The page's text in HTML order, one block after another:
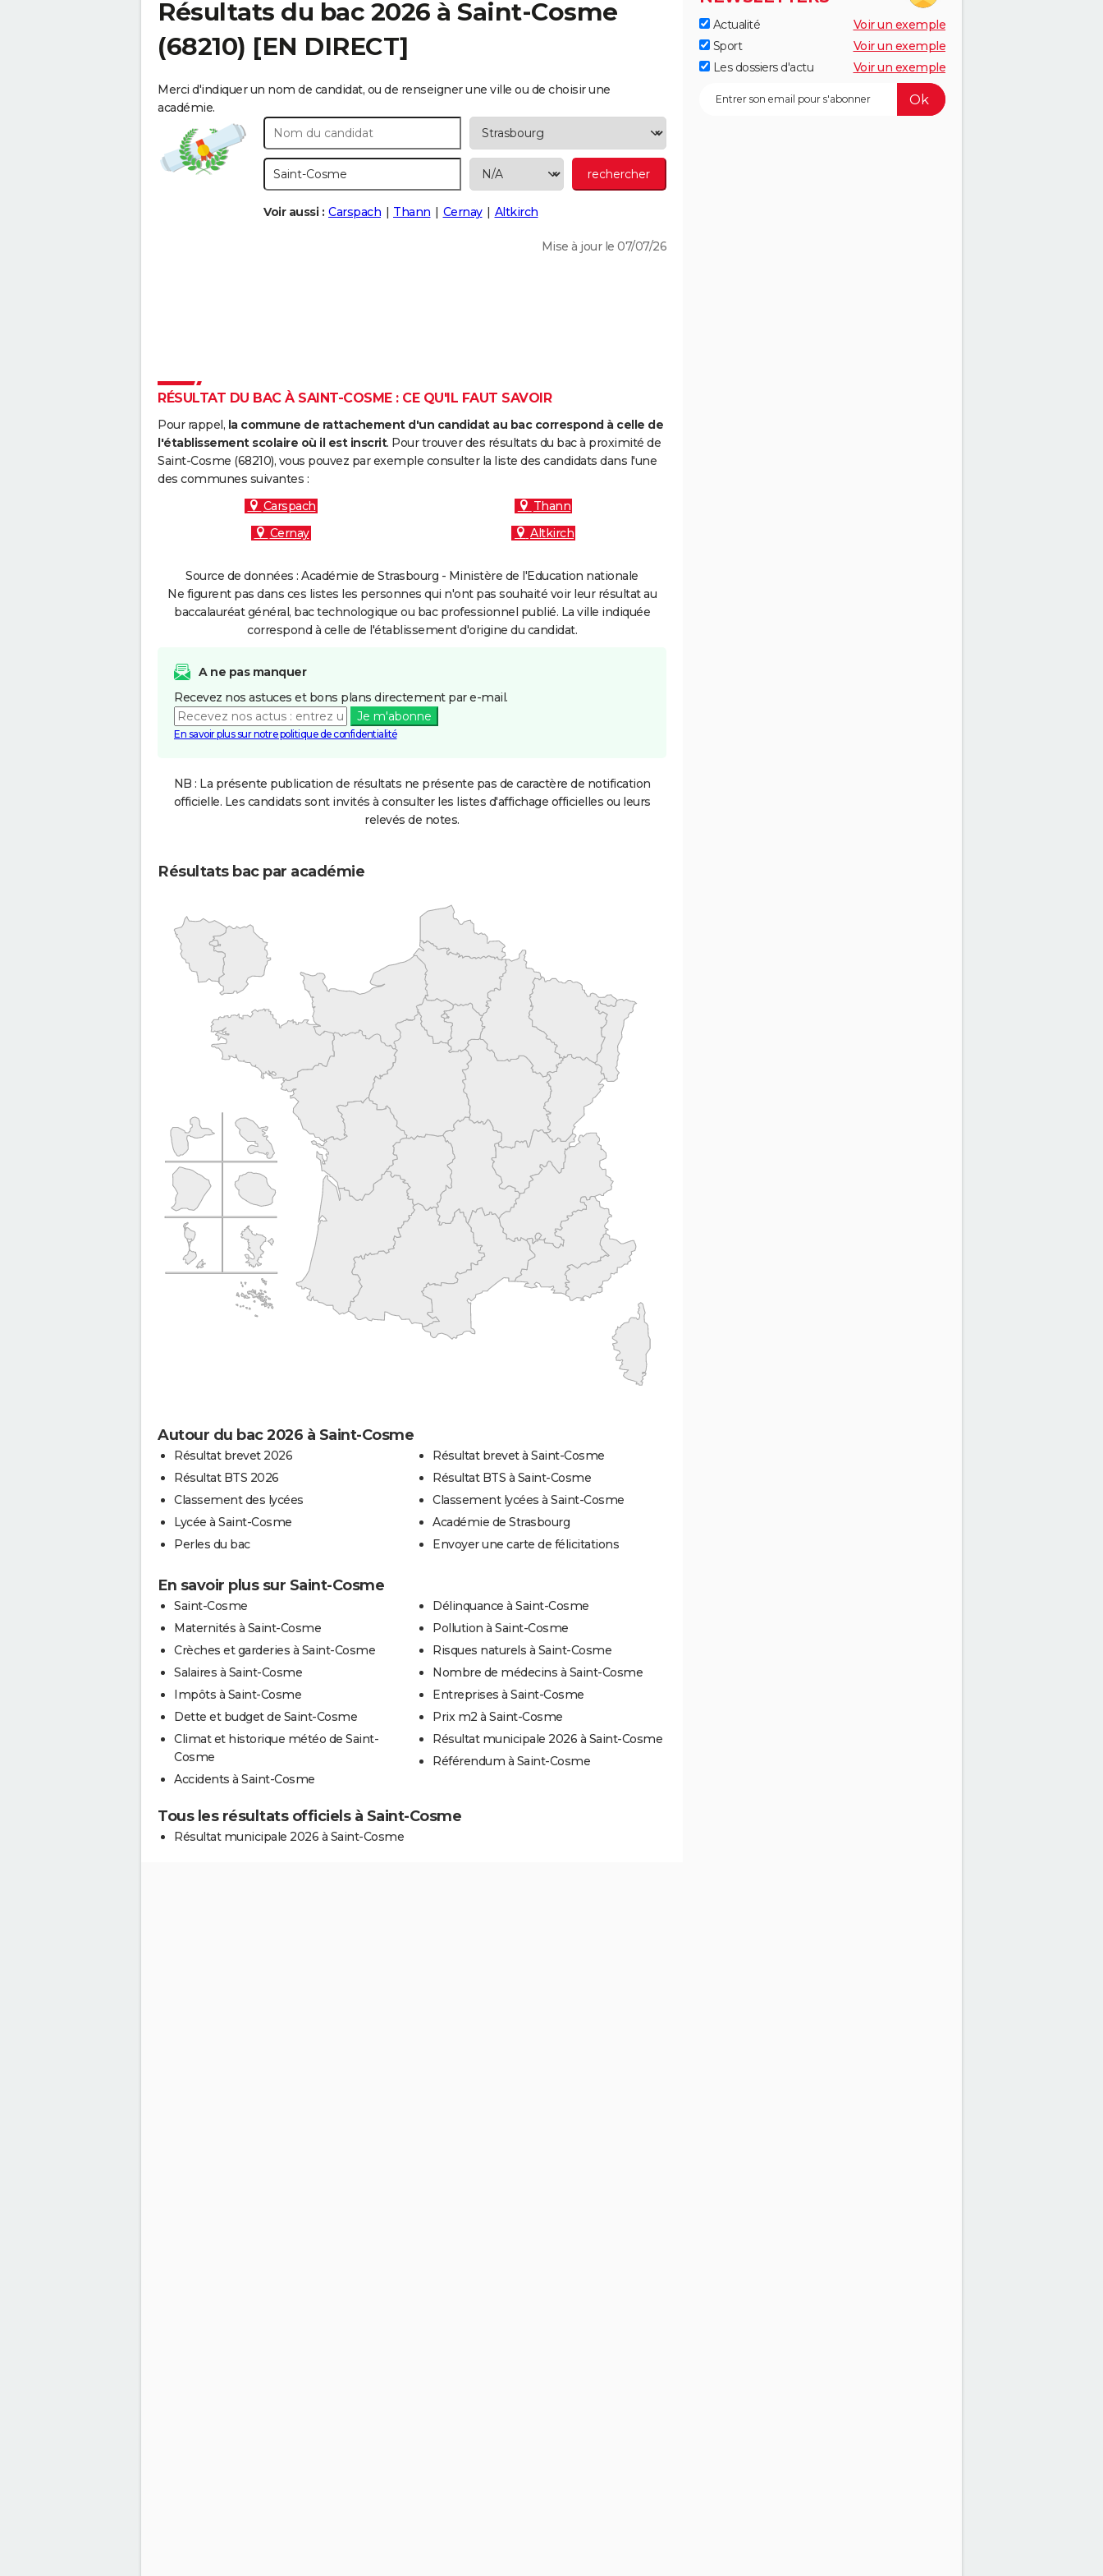
Résultats du bac 2026 à Saint-Cosme
(68210) [EN DIRECT]
Merci d'indiquer un nom de candidat, ou de renseigner une ville ou de choisir une
académie.
Voir aussi : Carspach Thann Cernay Altkirch
Mise à jour le 07/07/26
RÉSULTAT DU BAC À SAINT-COSME : CE QU'IL FAUT SAVOIR
Pour rappel, la commune de rattachement d'un candidat au bac correspond à celle de
l'établissement scolaire où il est inscrit. Pour trouver des résultats du bac à proximité de
Saint-Cosme (68210), vous pouvez par exemple consulter la liste des candidats dans l'une
des communes suivantes :
Carspach
Thann
Cernay
Altkirch
Source de données : Académie de Strasbourg - Ministère de l'Education nationale
Ne figurent pas dans ces listes les personnes qui n'ont pas souhaité voir leur résultat au
baccalauréat général, bac technologique ou bac professionnel publié. La ville indiquée
correspond à celle de l'établissement d'origine du candidat.
A ne pas manquer
Recevez nos astuces et bons plans directement par e-mail.
Je m'abonne
En savoir plus sur notre politique de confidentialité
NB : La présente publication de résultats ne présente pas de caractère de notification
officielle. Les candidats sont invités à consulter les listes d'affichage officielles ou leurs
relevés de notes.
Résultats bac par académie
Autour du bac 2026 à Saint-Cosme
Résultat brevet 2026
Résultat BTS 2026
Classement des lycées
Lycée à Saint-Cosme
Perles du bac
Résultat brevet à Saint-Cosme
Résultat BTS à Saint-Cosme
Classement lycées à Saint-Cosme
Académie de Strasbourg
Envoyer une carte de félicitations
En savoir plus sur Saint-Cosme
Saint-Cosme
Maternités à Saint-Cosme
Crèches et garderies à Saint-Cosme
Salaires à Saint-Cosme
Impôts à Saint-Cosme
Dette et budget de Saint-Cosme
Climat et historique météo de Saint-
Cosme
Accidents à Saint-Cosme
Délinquance à Saint-Cosme
Pollution à Saint-Cosme
Risques naturels à Saint-Cosme
Nombre de médecins à Saint-Cosme
Entreprises à Saint-Cosme
Prix m2 à Saint-Cosme
Résultat municipale 2026 à Saint-Cosme
Référendum à Saint-Cosme
Tous les résultats officiels à Saint-Cosme
Résultat municipale 2026 à Saint-Cosme
Actualité
Voir un exemple
Sport
Voir un exemple
Les dossiers d'actu
Voir un exemple